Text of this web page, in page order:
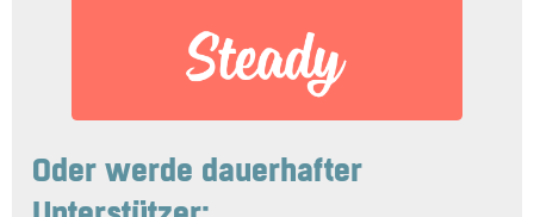
Oder werde dauerhafter